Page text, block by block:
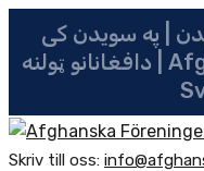
| په سویدن کی
دافغانانو ټولنه | Afghanska Föreningen i
Skriv till oss: